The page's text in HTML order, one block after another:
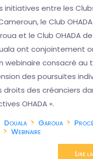
entre les
le Club
et le Club OHADA de
ont conjointement
webinaire consacré au
des poursuites
des créanciers
OHADA ».
Douala Garoua
Webinaire
Lire